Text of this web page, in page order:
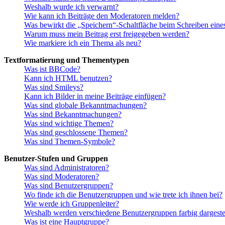
Weshalb wurde ich verwarnt?
Wie kann ich Beiträge den Moderatoren melden?
Was bewirkt die „Speichern“-Schaltfläche beim Schreiben
Warum muss mein Beitrag erst freigegeben werden?
Wie markiere ich ein Thema als neu?
Textformatierung und Thementypen
Was ist BBCode?
Kann ich HTML benutzen?
Was sind Smileys?
Kann ich Bilder in meine Beiträge einfügen?
Was sind globale Bekanntmachungen?
Was sind Bekanntmachungen?
Was sind wichtige Themen?
Was sind geschlossene Themen?
Was sind Themen-Symbole?
Benutzer-Stufen und Gruppen
Was sind Administratoren?
Was sind Moderatoren?
Was sind Benutzergruppen?
Wo finde ich die Benutzergruppen und wie trete ich ihnen bei?
Wie werde ich Gruppenleiter?
Weshalb werden verschiedene Benutzergruppen farbig
Was ist eine Hauptgruppe?